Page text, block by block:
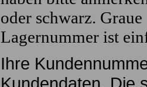
oder schwarz.
Lagernummer ist
Ihre